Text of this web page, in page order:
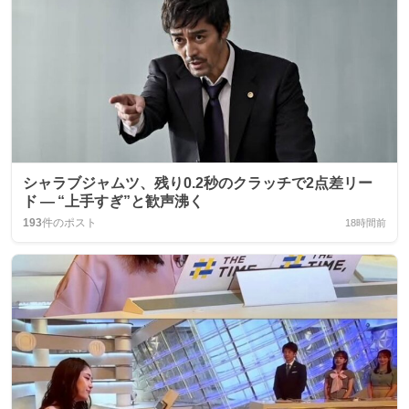
シャラブジャムツ、残り0.2秒のクラッチで2点差リー
ド — “上手すぎ”と歓声沸く
193件のポスト 18時間前